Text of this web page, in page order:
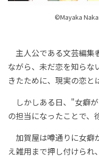
©Mayaka
主人公である文芸編集
ながら、未だ恋を知らな
きたために、現実の恋と
しかしある日、"女癖
の担当になったことで、
加賀屋は噂通りに女癖
え雑用まで押し付けられ